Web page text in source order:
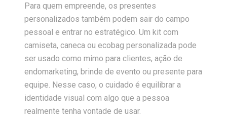
Para quem empreende, os presentes
personalizados também podem sair do campo
pessoal e entrar no estratégico. Um kit com
camiseta, caneca ou ecobag personalizada pode
ser usado como mimo para clientes, ação de
endomarketing, brinde de evento ou presente para
equipe. Nesse caso, o cuidado é equilibrar a
identidade visual com algo que a pessoa
realmente tenha vontade de usar.